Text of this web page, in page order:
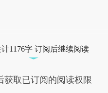
1176字 订阅后继续阅读
获取已订阅的阅读权限